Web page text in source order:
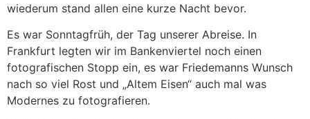
wiederum stand allen eine kurze Nacht bevor.
Es war Sonntagfrüh, der Tag unserer Abreise. In
Frankfurt legten wir im Bankenviertel noch einen
fotografischen Stopp ein, es war Friedemanns Wunsch
nach so viel Rost und „Altem Eisen“ auch mal was
Modernes zu fotografieren.